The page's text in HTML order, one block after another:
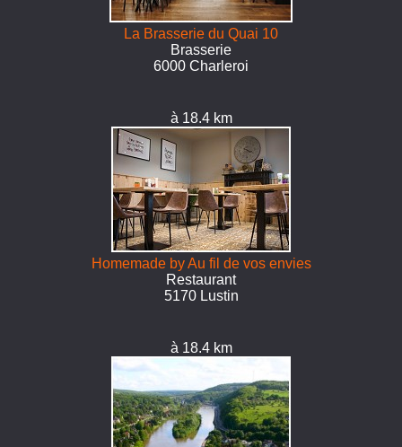
La Brasserie du Quai 10
Brasserie
6000 Charleroi
à 18.4 km
Homemade by Au fil de vos envies
Restaurant
5170 Lustin
à 18.4 km